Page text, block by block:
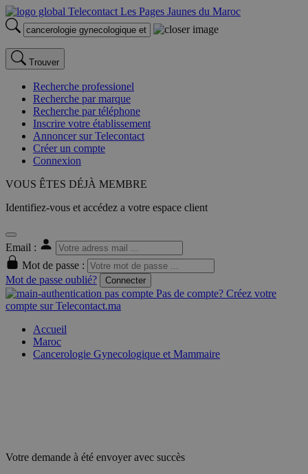
Trouver
Recherche professionel
Recherche par marque
Recherche par téléphone
Inscrire votre établissement
Annoncer sur Telecontact
Créer un compte
Connexion
VOUS ÊTES DÉJÀ MEMBRE
Identifiez-vous et accédez a votre espace client
Email :
Mot de passe :
Mot de passe oublié?
Connecter
Pas de compte? Créez votre
compte sur Telecontact.ma
Accueil
Maroc
Cancerologie Gynecologique et Mammaire
Votre demande à été envoyer avec succès